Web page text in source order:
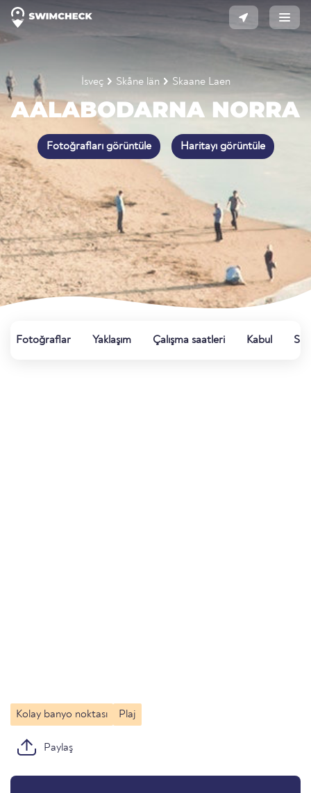
İsveç Skåne län Skaane Laen
AALABODARNA NORRA
Fotoğrafları görüntüle Haritayı görüntüle
Fotoğraflar Yaklaşım Çalışma saatleri Kabul Su
Kolay banyo noktası Plaj
Paylaş